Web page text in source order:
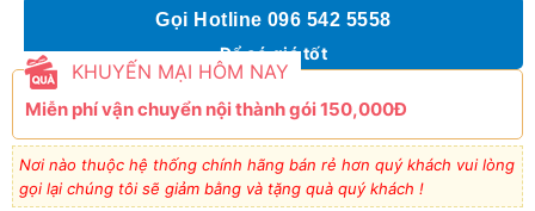
Gọi Hotline 096 542 5558
Để có giá tốt
KHUYẾN MẠI HÔM NAY
Miễn phí vận chuyển nội thành gói 150,000Đ
Nơi nào thuộc hệ thống chính hãng bán rẻ hơn quý khách vui lòng
gọi lại chúng tôi sẽ giảm bằng và tặng quà quý khách !